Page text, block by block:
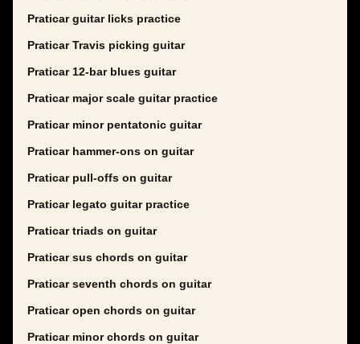
Praticar guitar licks practice
Praticar Travis picking guitar
Praticar 12-bar blues guitar
Praticar major scale guitar practice
Praticar minor pentatonic guitar
Praticar hammer-ons on guitar
Praticar pull-offs on guitar
Praticar legato guitar practice
Praticar triads on guitar
Praticar sus chords on guitar
Praticar seventh chords on guitar
Praticar open chords on guitar
Praticar minor chords on guitar